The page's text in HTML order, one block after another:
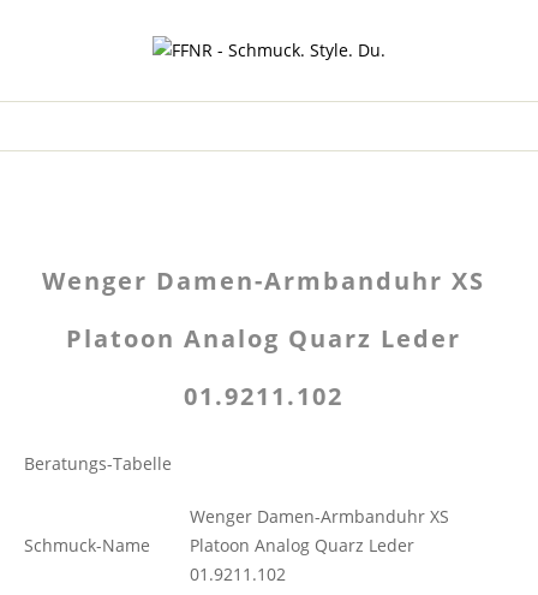
Wenger Damen-Armbanduhr XS
Platoon Analog Quarz Leder
01.9211.102
Beratungs-Tabelle
Schmuck-Name
Wenger Damen-Armbanduhr XS
Platoon Analog Quarz Leder
01.9211.102